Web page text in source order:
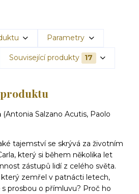
Parametry
Související produkty 17
(Antonia Salzano Acutis, Paolo
tajemství se skrývá za životním
který si během několika let
zástupů lidí z celého světa.
který zemřel v patnácti letech,
prosbou o přímluvu? Proč ho